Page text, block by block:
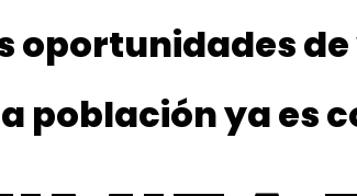
oportunidades
población ya es